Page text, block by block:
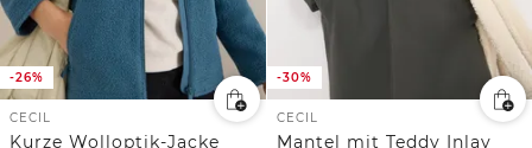
-26%
CECIL
Kurze Wolloptik-Jacke
-30%
CECIL
Mantel mit Teddy Inlay